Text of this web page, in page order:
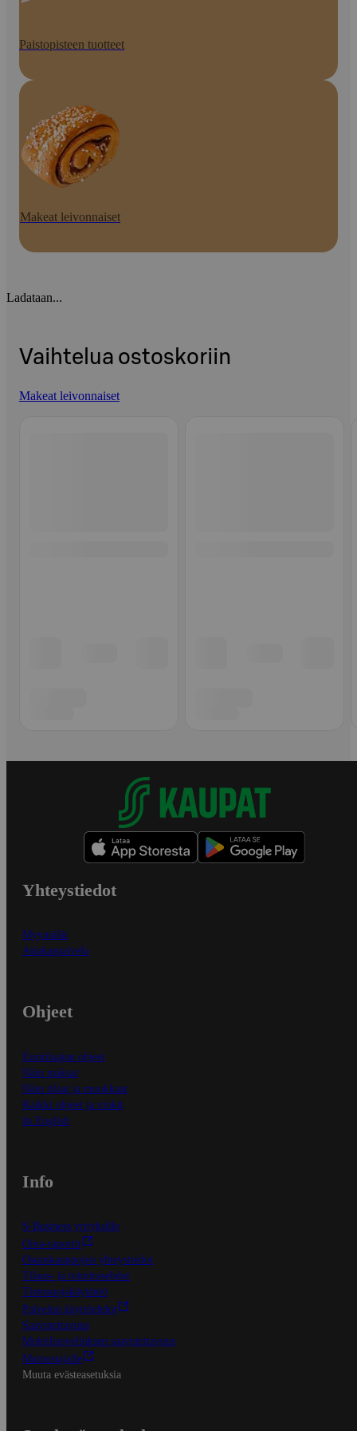
Paistopisteen tuotteet
Makeat leivonnaiset
Ladataan...
Vaihtelua ostoskoriin
Makeat leivonnaiset
Yhteystiedot
Myymälät
Asiakaspalvelu
Ohjeet
Ensitilaajan ohjeet
Näin maksat
Näin tilaat ja muokkaat
Kaikki ohjeet ja vinkit
In English
Info
S-Business yrityksille
Oiva-raportit
Osuuskauppojen yhteystiedot
Tilaus- ja toimitusehdot
Tietosuojakäytäntö
Palvelun käyttöehdot
Saavutettavuus
Mobiilisovelluksen saavutettavuus
Mainostajalle
Muuta evästeasetuksia